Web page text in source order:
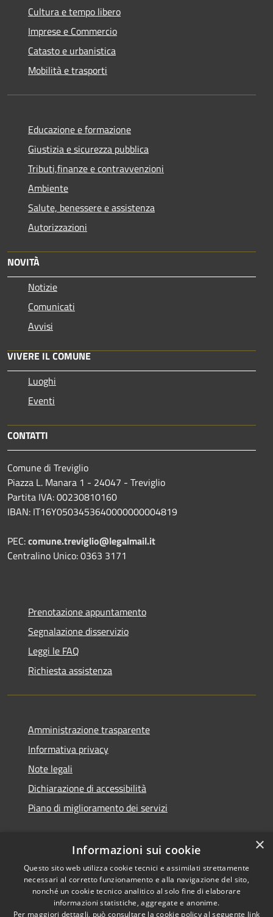
Cultura e tempo libero
Imprese e Commercio
Catasto e urbanistica
Mobilità e trasporti
Educazione e formazione
Giustizia e sicurezza pubblica
Tributi,finanze e contravvenzioni
Ambiente
Salute, benessere e assistenza
Autorizzazioni
NOVITÀ
Notizie
Comunicati
Avvisi
VIVERE IL COMUNE
Luoghi
Eventi
CONTATTI
Comune di Treviglio
Piazza L. Manara 1 - 24047 - Treviglio
Partita IVA: 00230810160
IBAN: IT16Y0503453640000000004819
PEC:comune.treviglio@legalmail.it
Centralino Unico: 0363 3171
Prenotazione appuntamento
Segnalazione disservizio
Leggi le FAQ
Richiesta assistenza
Amministrazione trasparente
Informativa privacy
Note legali
Dichiarazione di accessibilità
Piano di miglioramento dei servizi
RSS
Accessibilità
Privacy
Cookie
Copyright © 2026 • Comune di
Treviglio • Powered by
Municipium•Accesso
redazione
×
Informazioni sui cookie
Questo sito web utilizza cookie tecnici e assimilati strettamente
necessari al corretto funzionamento e alla navigazione del sito,
nonché un cookie tecnico analitico al solo fine di elaborare
informazioni statistiche, aggregate e anonime.
Per maggiori dettagli, può consultare la cookie policy al seguente link